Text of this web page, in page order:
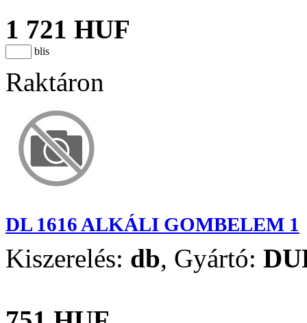
1 721 HUF
blis
Raktáron
DL 1616 ALKÁLI GOMBELEM 1
Kiszerelés: db, Gyártó: